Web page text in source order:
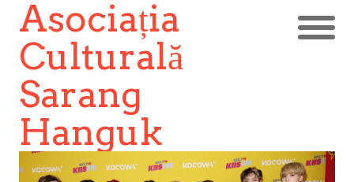
Asociația
Culturală
Sarang
Hanguk